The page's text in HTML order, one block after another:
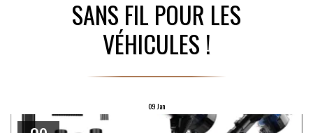
SANS FIL POUR LES
VÉHICULES !
09Jan